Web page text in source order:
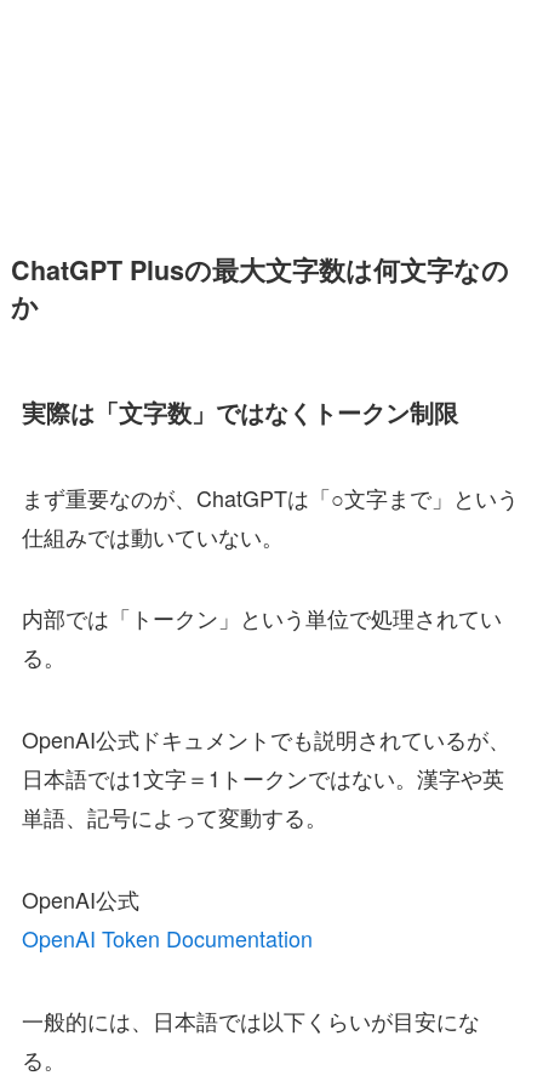
ChatGPT Plusの最大文字数は何文字なの
か
実際は「文字数」ではなくトークン制限
まず重要なのが、ChatGPTは「○文字まで」という
仕組みでは動いていない。
内部では「トークン」という単位で処理されてい
る。
OpenAI公式ドキュメントでも説明されているが、
日本語では1文字＝1トークンではない。漢字や英
単語、記号によって変動する。
OpenAI公式
OpenAI Token Documentation
一般的には、日本語では以下くらいが目安にな
る。